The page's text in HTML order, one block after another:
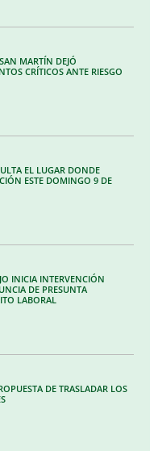
MARTÍN DEJÓ
CRÍTICOS ANTE RIESGO
EL LUGAR DONDE
ESTE DOMINGO 9 DE
INICIA INTERVENCIÓN
DE PRESUNTA
LABORAL
DE TRASLADAR LOS